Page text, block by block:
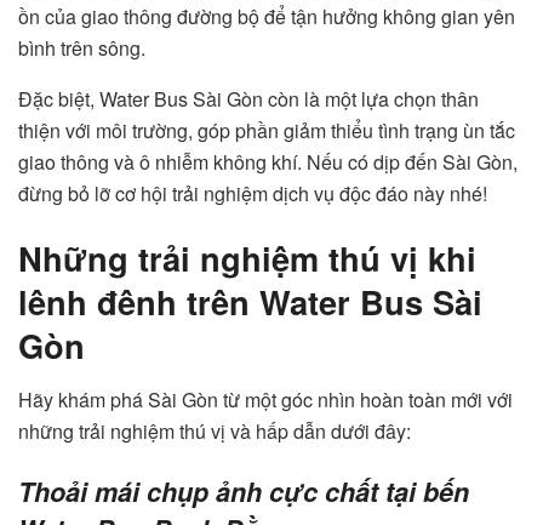
ồn của giao thông đường bộ để tận hưởng không gian yên
bình trên sông.
Đặc biệt, Water Bus Sài Gòn còn là một lựa chọn thân
thiện với môi trường, góp phần giảm thiểu tình trạng ùn tắc
giao thông và ô nhiễm không khí. Nếu có dịp đến Sài Gòn,
đừng bỏ lỡ cơ hội trải nghiệm dịch vụ độc đáo này nhé!
Những trải nghiệm thú vị khi
lênh đênh trên Water Bus Sài
Gòn
Hãy khám phá Sài Gòn từ một góc nhìn hoàn toàn mới với
những trải nghiệm thú vị và hấp dẫn dưới đây:
Thoải mái chụp ảnh cực chất tại bến